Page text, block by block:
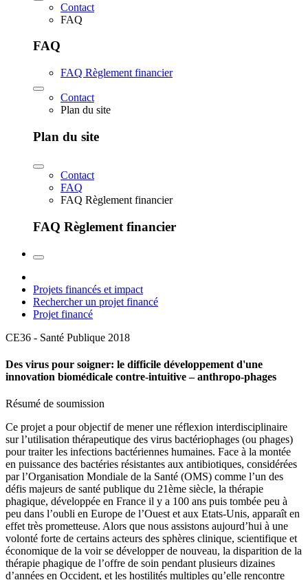
Contact
FAQ
FAQ
FAQ Règlement financier
Contact
Plan du site
Plan du site
Contact
FAQ
FAQ Règlement financier
FAQ Règlement financier
Projets financés et impact
Rechercher un projet financé
Projet financé
CE36 - Santé Publique 2018
Des virus pour soigner: le difficile développement d'une
innovation biomédicale contre-intuitive – anthropo-phages
Résumé de soumission
Ce projet a pour objectif de mener une réflexion interdisciplinaire
sur l’utilisation thérapeutique des virus bactériophages (ou phages)
pour traiter les infections bactériennes humaines. Face à la montée
en puissance des bactéries résistantes aux antibiotiques, considérées
par l’Organisation Mondiale de la Santé (OMS) comme l’un des
défis majeurs de santé publique du 21ème siècle, la thérapie
phagique, développée en France il y a 100 ans puis tombée peu à
peu dans l’oubli en Europe de l’Ouest et aux Etats-Unis, apparaît en
effet très prometteuse. Alors que nous assistons aujourd’hui à une
volonté forte de certains acteurs des sphères clinique, scientifique et
économique de la voir se développer de nouveau, la disparition de la
thérapie phagique de l’offre de soin pendant plusieurs dizaines
d’années en Occident, et les hostilités multiples qu’elle rencontre